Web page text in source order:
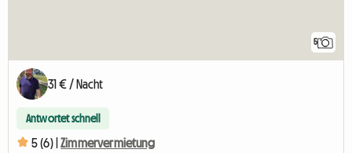
5
31 € / Nacht
Antwortet schnell
5 (6) | Zimmervermietung